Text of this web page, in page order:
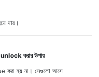
যায়।
করার উপায়
হয় না। সেগুলো আসে